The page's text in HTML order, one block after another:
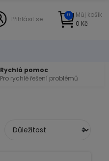
Přihlásit se 0
Můj košík
0 Kč
Rychlá pomoc
Pro rychlé řešení problémů